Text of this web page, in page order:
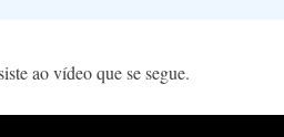
ao vídeo que se segue.